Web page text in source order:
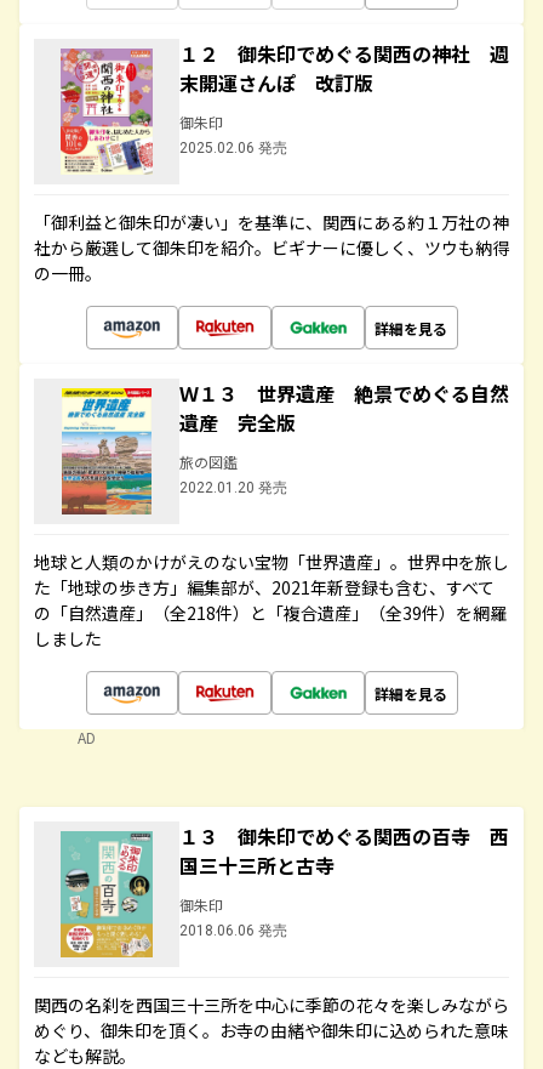
１２ 御朱印でめぐる関西の神社 週
末開運さんぽ 改訂版
御朱印
2025.02.06 発売
「御利益と御朱印が凄い」を基準に、関西にある約１万社の神
社から厳選して御朱印を紹介。ビギナーに優しく、ツウも納得
の一冊。
詳細を見る
Ｗ１３ 世界遺産 絶景でめぐる自然
遺産 完全版
旅の図鑑
2022.01.20 発売
地球と人類のかけがえのない宝物「世界遺産」。世界中を旅し
た「地球の歩き方」編集部が、2021年新登録も含む、すべて
の「自然遺産」（全218件）と「複合遺産」（全39件）を網羅
しました
詳細を見る
AD
１３ 御朱印でめぐる関西の百寺 西
国三十三所と古寺
御朱印
2018.06.06 発売
関西の名刹を西国三十三所を中心に季節の花々を楽しみながら
めぐり、御朱印を頂く。お寺の由緒や御朱印に込められた意味
なども解説。